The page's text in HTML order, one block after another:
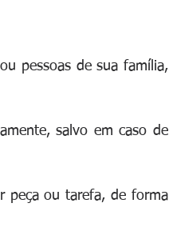
pessoas de sua família,
salvo em caso de
peça ou tarefa, de forma